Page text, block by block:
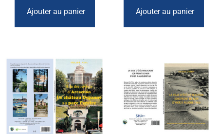
Ajouter au panier Ajouter au panier